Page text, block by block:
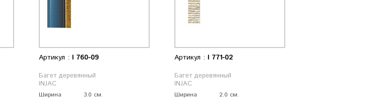
Артикул : I 760-09
Багет деревянный
INJAC
Ширина 3.0 см.
Артикул : I 771-02
Багет деревянный
INJAC
Ширина 2.0 см.